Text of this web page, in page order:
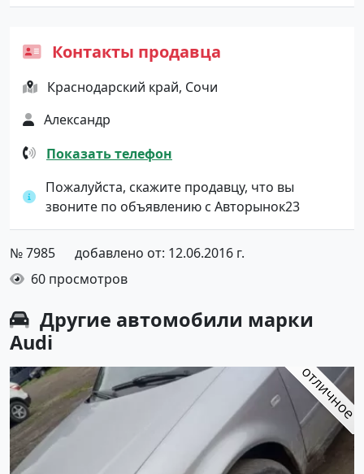
Контакты продавца
Краснодарский край, Сочи
Александр
Показать телефон
Пожалуйста, скажите продавцу, что вы
звоните по объявлению с Авторынок23
№ 7985
добавлено от: 12.06.2016 г.
60 просмотров
Другие автомобили марки
Audi